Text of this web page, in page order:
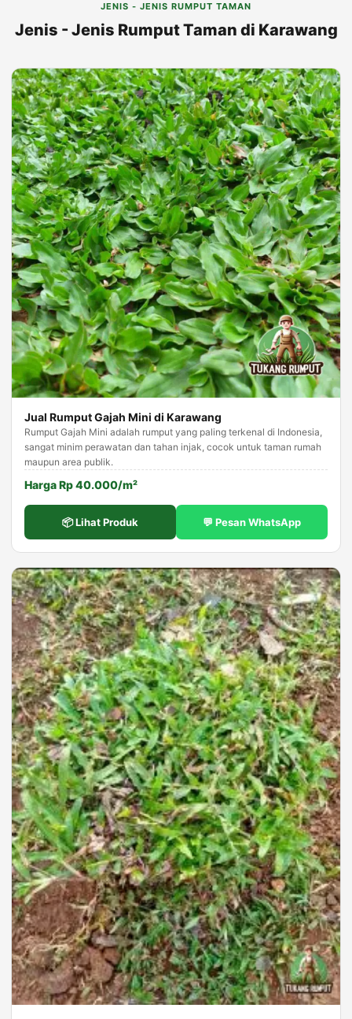
JENIS - JENIS RUMPUT TAMAN
Jenis - Jenis Rumput Taman di Karawang
Jual Rumput Gajah Mini di Karawang
Rumput Gajah Mini adalah rumput yang paling terkenal di Indonesia,
sangat minim perawatan dan tahan injak, cocok untuk taman rumah
maupun area publik.
Harga Rp 40.000/m²
📦 Lihat Produk 💬 Pesan WhatsApp